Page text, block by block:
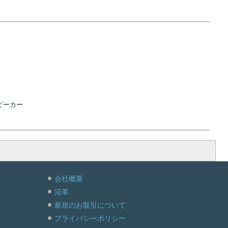
ーカー
会社概要
沿革
新規のお取引について
プライバシーポリシー